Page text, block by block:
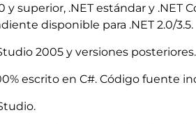
y superior, .NET estándar y .NET
disponible para .NET 2.0/3.5.
2005 y versiones posteriores.
escrito en C#. Código fuente